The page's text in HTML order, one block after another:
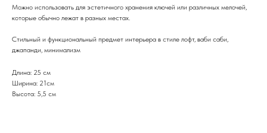
Можно использовать для эстетичного хранения ключей или различных мелочей,
которые обычно лежат в разных местах.
Стильный и функциональный предмет интерьера в стиле лофт, ваби саби,
джапанди, минимализм
Длина: 25 см
Ширина: 21см
Высота: 5,5 см